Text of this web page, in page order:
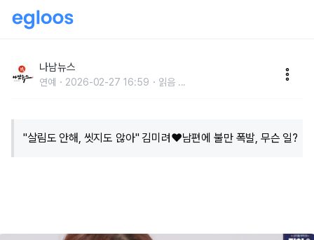
무슨 일?나남뉴스
연예 2026-02-27 16:59 읽음 ...
"살림도 안해, 씻지도 않아" 김미려♥남편에 불만 폭발, 무슨 일?